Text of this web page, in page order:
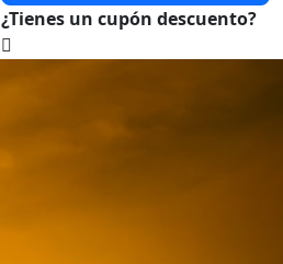
¿Tienes un cupón descuento?